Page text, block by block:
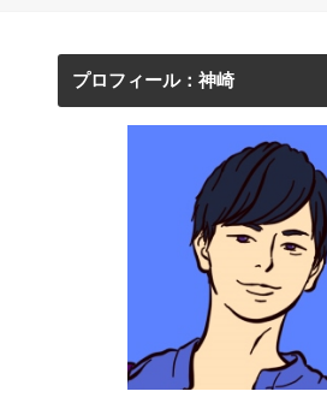
プロフィール：神崎